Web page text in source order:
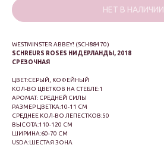
НЕТ В НАЛИЧИИ
WESTMINSTER ABBEY! (SCH88470)
SCHREURS ROSES НИДЕРЛАНДЫ, 2018
СРЕЗОЧНАЯ
ЦВЕТ:СЕРЫЙ, КОФЕЙНЫЙ
КОЛ-ВО ЦВЕТКОВ НА СТЕБЛЕ:1
АРОМАТ: СРЕДНЕЙ СИЛЫ
РАЗМЕР ЦВЕТКА:10-11 СМ
СРЕДНЕЕ КОЛ-ВО ЛЕПЕСТКОВ:50
ВЫСОТА:110-120 СМ
ШИРИНА:60-70 СМ
USDA:ШЕСТАЯ ЗОНА